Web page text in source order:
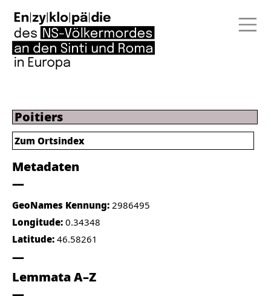
Poitiers
Metadaten
GeoNames Kennung: 2986495
Longitude: 0.34348
Latitude: 46.58261
Lemmata A–Z
Zum Ortsindex